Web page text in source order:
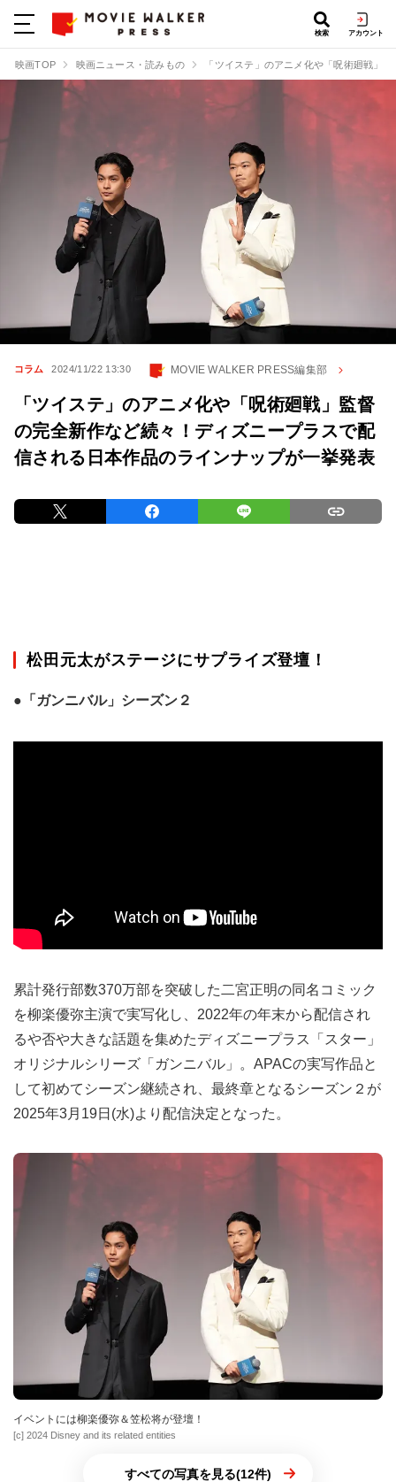
検索 アカウント
映画TOP 映画ニュース・読みもの 「ツイステ」のアニメ化や「呪術廻戦」
コラム 2024/11/22 13:30 MOVIE WALKER PRESS編集部
「ツイステ」のアニメ化や「呪術廻戦」監督
の完全新作など続々！ディズニープラスで配
信される日本作品のラインナップが一挙発表
松田元太がステージにサプライズ登壇！
●「ガンニバル」シーズン２
累計発行部数370万部を突破した二宮正明の同名コミック
を柳楽優弥主演で実写化し、2022年の年末から配信され
るや否や大きな話題を集めたディズニープラス「スター」
オリジナルシリーズ「ガンニバル」。APACの実写作品と
して初めてシーズン継続され、最終章となるシーズン２が
2025年3月19日(水)より配信決定となった。
イベントには柳楽優弥＆笠松将が登壇！
[c] 2024 Disney and its related entities
すべての写真を見る(12件)